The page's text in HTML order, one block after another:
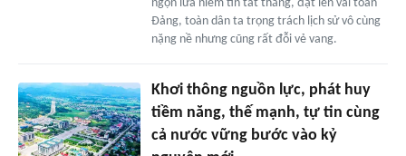
ngọn lửa niềm tin tất thắng, đặt lên vai toàn
Đảng, toàn dân ta trọng trách lịch sử vô cùng
nặng nề nhưng cũng rất đỗi vẻ vang.
Khơi thông nguồn lực, phát huy
tiềm năng, thế mạnh, tự tin cùng
cả nước vững bước vào kỷ